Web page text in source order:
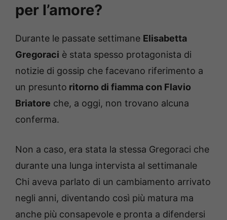
per l’amore?
Durante le passate settimane Elisabetta
Gregoraci è stata spesso protagonista di
notizie di gossip che facevano riferimento a
un presunto ritorno di fiamma con Flavio
Briatore che, a oggi, non trovano alcuna
conferma.
Non a caso, era stata la stessa Gregoraci che
durante una lunga intervista al settimanale
Chi aveva parlato di un cambiamento arrivato
negli anni, diventando così più matura ma
anche più consapevole e pronta a difendersi